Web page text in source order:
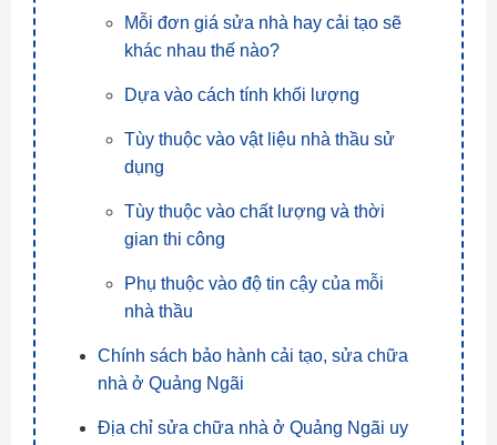
Mỗi đơn giá sửa nhà hay cải tạo sẽ
khác nhau thế nào?
Dựa vào cách tính khối lượng
Tùy thuộc vào vật liệu nhà thầu sử
dụng
Tùy thuộc vào chất lượng và thời
gian thi công
Phụ thuộc vào độ tin cậy của mỗi
nhà thầu
Chính sách bảo hành cải tạo, sửa chữa
nhà ở Quảng Ngãi
Địa chỉ sửa chữa nhà ở Quảng Ngãi uy